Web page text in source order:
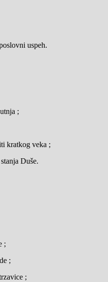
uspeh.
;
kratkog veka ;
Duše.
;
;
;